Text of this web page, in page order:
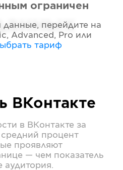
ограничен
данные, перейдите на
Advanced, Pro или
тариф
ВКонтакте
в ВКонтакте за
процент
проявляют
— чем показатель
аудитория.